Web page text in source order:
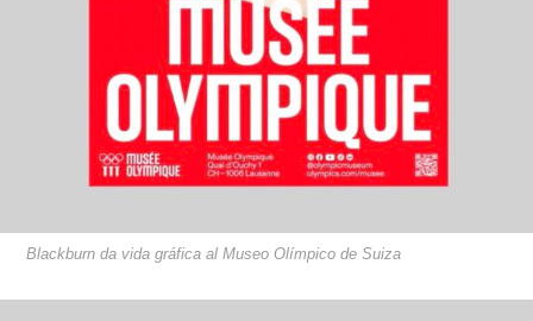
Blackburn da vida gráfica al Museo Olímpico de Suiza